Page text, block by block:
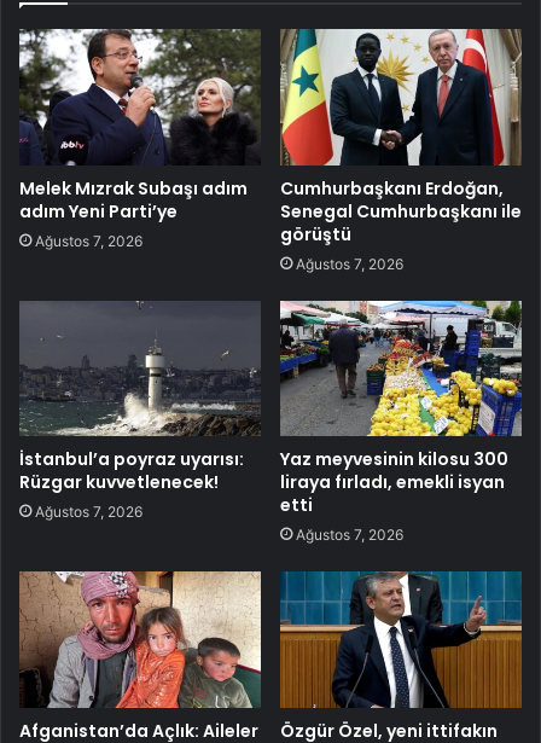
Melek Mızrak Subaşı adım
adım Yeni Parti’ye
Ağustos 7, 2026
Cumhurbaşkanı Erdoğan,
Senegal Cumhurbaşkanı ile
görüştü
Ağustos 7, 2026
İstanbul’a poyraz uyarısı:
Rüzgar kuvvetlenecek!
Ağustos 7, 2026
Yaz meyvesinin kilosu 300
liraya fırladı, emekli isyan
etti
Ağustos 7, 2026
Afganistan’da Açlık: Aileler
Özgür Özel, yeni ittifakın